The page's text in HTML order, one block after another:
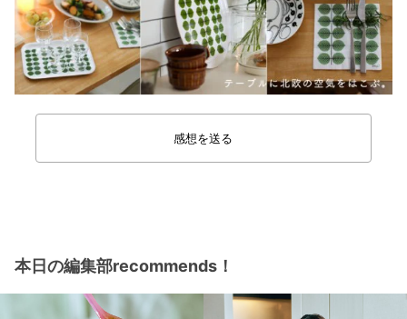
感想を送る
本日の編集部recommends！